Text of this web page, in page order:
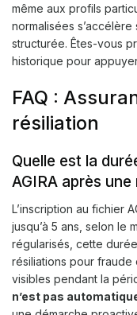
même aux profils
normalisées
structurée. Êtes-vous
historique pour
FAQ :
résiliation
Quelle est la
AGIRA après
L’inscription au fichier
jusqu’à 5 ans, selon le
régularisés, cette
résiliations pour
visibles pendant la
n’est pas